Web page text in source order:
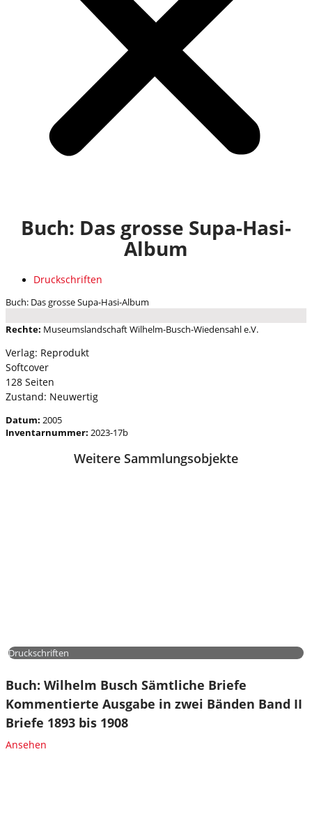
Buch: Das grosse Supa-Hasi-
Album
Druckschriften
Buch: Das grosse Supa-Hasi-Album
Rechte: Museumslandschaft Wilhelm-Busch-Wiedensahl e.V.
Verlag: Reprodukt
Softcover
128 Seiten
Zustand: Neuwertig
Datum: 2005
Inventarnummer: 2023-17b
Weitere Sammlungsobjekte
Druckschriften
Buch: Wilhelm Busch Sämtliche Briefe
Kommentierte Ausgabe in zwei Bänden Band II
Briefe 1893 bis 1908
Ansehen